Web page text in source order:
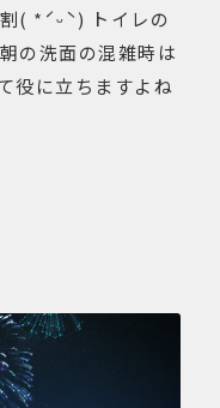
( *ˊᵕˋ) トイレの
の洗面の混雑時は
役に立ちますよね